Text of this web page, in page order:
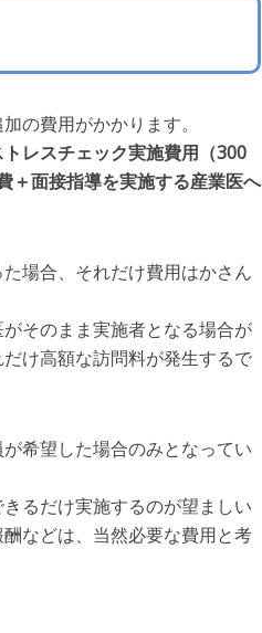
の費用がかかります。
トレスチェック実施費用（300
＋面接指導を実施する産業医へ
場合、それだけ費用はかさん
そのまま実施者となる場合が
け高額な訪問料が発生するで
希望した場合のみとなってい
るだけ実施するのが望ましい
などは、当然必要な費用と考